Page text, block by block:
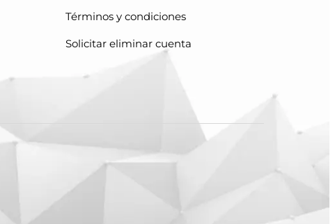
Términos y condiciones
Solicitar eliminar cuenta